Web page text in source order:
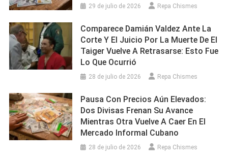
29 de julio de 2026 Repa Chismes
Comparece Damián Valdez Ante La
Corte Y El Juicio Por La Muerte De El
Taiger Vuelve A Retrasarse: Esto Fue
Lo Que Ocurrió
28 de julio de 2026 Repa Chismes
Pausa Con Precios Aún Elevados:
Dos Divisas Frenan Su Avance
Mientras Otra Vuelve A Caer En El
Mercado Informal Cubano
28 de julio de 2026 Repa Chismes